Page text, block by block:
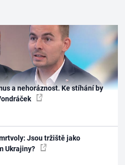
a nehoráznost. Ke stíhání by
Jsou tržiště jako
Ukrajiny?